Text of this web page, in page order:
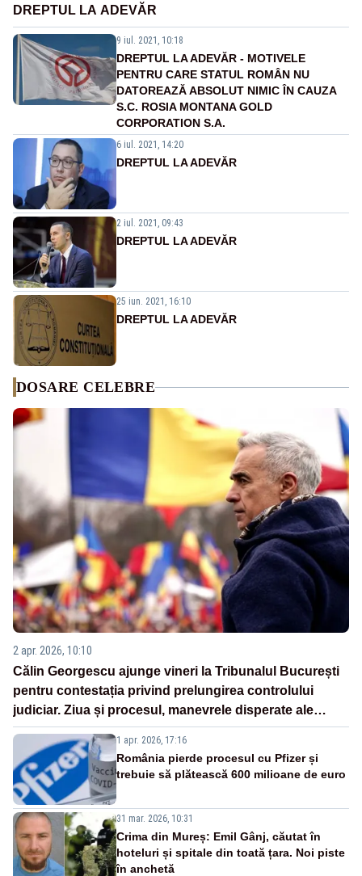
DREPTUL LA ADEVĂR
9 iul. 2021, 10:18
DREPTUL LA ADEVĂR - MOTIVELE
PENTRU CARE STATUL ROMÂN NU
DATOREAZĂ ABSOLUT NIMIC ÎN CAUZA
S.C. ROSIA MONTANA GOLD
CORPORATION S.A.
6 iul. 2021, 14:20
DREPTUL LA ADEVĂR
2 iul. 2021, 09:43
DREPTUL LA ADEVĂR
25 iun. 2021, 16:10
DREPTUL LA ADEVĂR
DOSARE CELEBRE
2 apr. 2026, 10:10
Călin Georgescu ajunge vineri la Tribunalul București
pentru contestația privind prelungirea controlului
judiciar. Ziua și procesul, manevrele disperate ale
Sistemului
1 apr. 2026, 17:16
România pierde procesul cu Pfizer și
trebuie să plătească 600 milioane de euro
31 mar. 2026, 10:31
Crima din Mureș: Emil Gânj, căutat în
hoteluri și spitale din toată țara. Noi piste
în anchetă